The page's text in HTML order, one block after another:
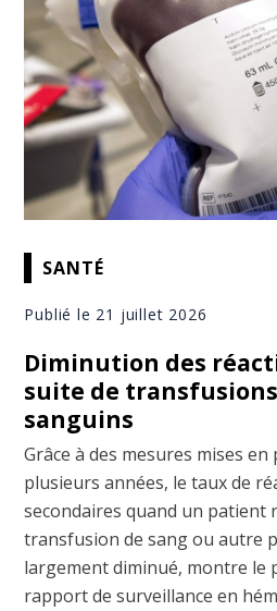
SANTÉ
Publié le 21 juillet 2026
Diminution des
suite de
sanguins
Grâce à des mesures mises en
plusieurs années, le taux de
secondaires quand un patient
transfusion de sang ou autre
largement diminué, montre le
rapport de surveillance en